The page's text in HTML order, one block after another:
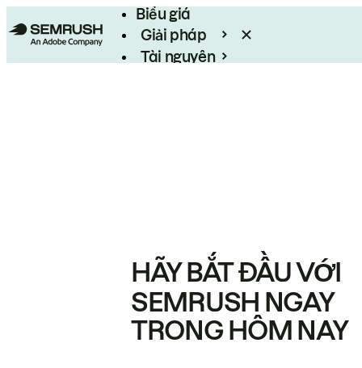
Biểu giá
Giải pháp
Tài nguyên
HÃY BẮT ĐẦU VỚI
SEMRUSH NGAY
TRONG HÔM NAY